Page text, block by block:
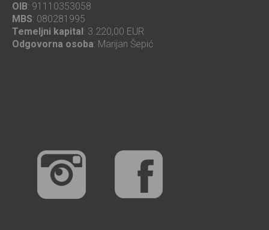
OIB: 91110353058
MBS: 080281995
Temeljni kapital : 3.220,00 EUR
Odgovorna osoba: Marijan Šepić